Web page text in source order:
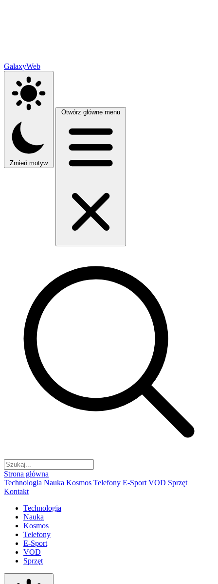
GalaxyWeb
Zmień motyw
Otwórz główne menu
Strona główna
Technologia Nauka Kosmos Telefony E-Sport VOD Sprzęt
Kontakt
Technologia
Nauka
Kosmos
Telefony
E-Sport
VOD
Sprzęt